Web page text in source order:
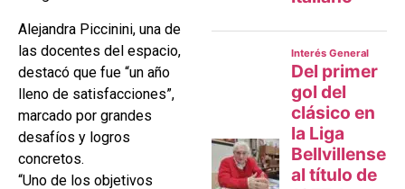
Alejandra Piccinini, una de
las docentes del espacio,
destacó que fue “un año
lleno de satisfacciones”,
marcado por grandes
desafíos y logros
concretos.
“Uno de los objetivos